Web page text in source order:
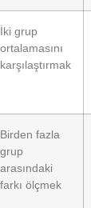
İki grup
ortalamasını
karşılaştırmak
Birden fazla
grup
arasındaki
farkı ölçmek